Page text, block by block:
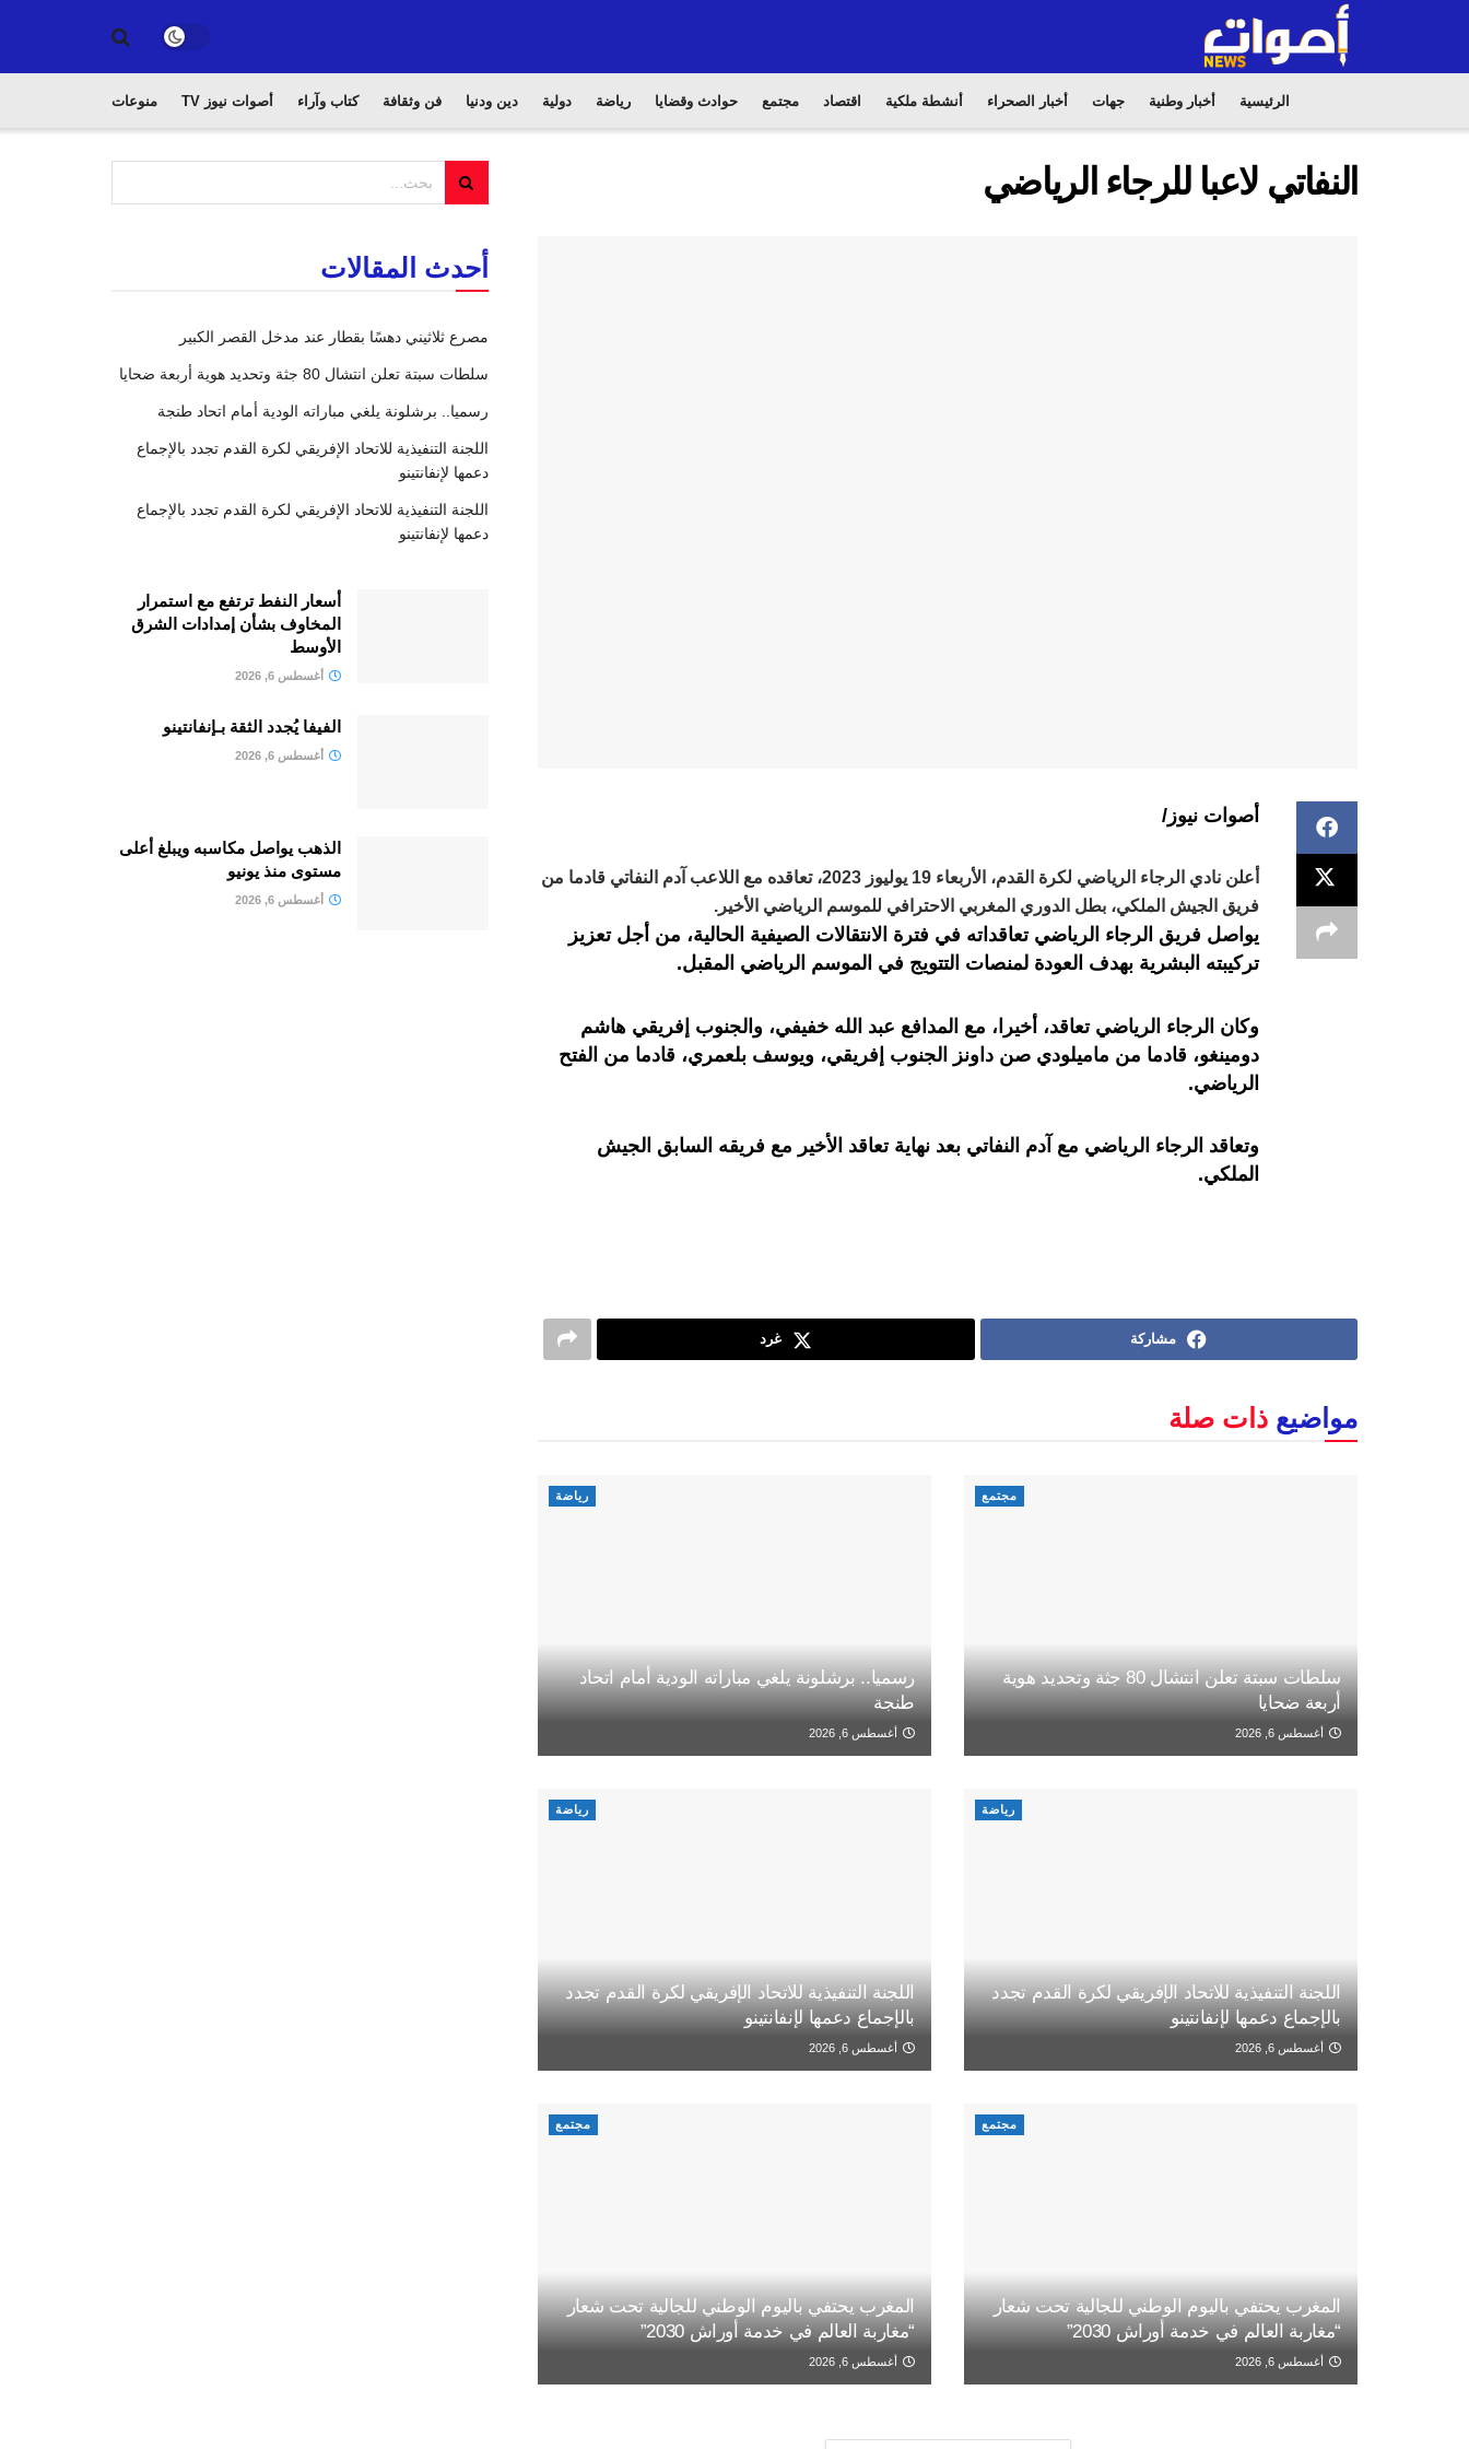
الرئيسية أخبار وطنية جهات أخبار الصحراء أنشطة ملكية اقتصاد مجتمع حوادث وقضايا رياضة دولية دين ودنيا فن وثقافة كتاب وآراء أصوات نيوز TV منوعات
النفاتي لاعبا للرجاء الرياضي
أصوات نيوز/
أعلن نادي الرجاء الرياضي لكرة القدم، الأربعاء 19 يوليوز 2023، تعاقده مع اللاعب آدم النفاتي قادما من
فريق الجيش الملكي، بطل الدوري المغربي الاحترافي للموسم الرياضي الأخير.
يواصل فريق الرجاء الرياضي تعاقداته في فترة الانتقالات الصيفية الحالية، من أجل تعزيز
تركيبته البشرية بهدف العودة لمنصات التتويج في الموسم الرياضي المقبل.
وكان الرجاء الرياضي تعاقد، أخيرا، مع المدافع عبد الله خفيفي، والجنوب إفريقي هاشم
دومينغو، قادما من ماميلودي صن داونز الجنوب إفريقي، ويوسف بلعمري، قادما من الفتح
الرياضي.
وتعاقد الرجاء الرياضي مع آدم النفاتي بعد نهاية تعاقد الأخير مع فريقه السابق الجيش
الملكي.
مشاركة غرد
مواضيع ذات صلة
مجتمع
سلطات سبتة تعلن انتشال 80 جثة وتحديد هوية
أربعة ضحايا
أغسطس 6, 2026
رياضة
رسميا.. برشلونة يلغي مباراته الودية أمام اتحاد
طنجة
أغسطس 6, 2026
رياضة
اللجنة التنفيذية للاتحاد الإفريقي لكرة القدم تجدد
بالإجماع دعمها لإنفانتينو
أغسطس 6, 2026
رياضة
اللجنة التنفيذية للاتحاد الإفريقي لكرة القدم تجدد
بالإجماع دعمها لإنفانتينو
أغسطس 6, 2026
مجتمع
المغرب يحتفي باليوم الوطني للجالية تحت شعار
“مغاربة العالم في خدمة أوراش 2030”
أغسطس 6, 2026
مجتمع
المغرب يحتفي باليوم الوطني للجالية تحت شعار
“مغاربة العالم في خدمة أوراش 2030”
أغسطس 6, 2026
أحدث المقالات
مصرع ثلاثيني دهسًا بقطار عند مدخل القصر الكبير
سلطات سبتة تعلن انتشال 80 جثة وتحديد هوية أربعة ضحايا
رسميا.. برشلونة يلغي مباراته الودية أمام اتحاد طنجة
اللجنة التنفيذية للاتحاد الإفريقي لكرة القدم تجدد بالإجماع
دعمها لإنفانتينو
اللجنة التنفيذية للاتحاد الإفريقي لكرة القدم تجدد بالإجماع
دعمها لإنفانتينو
أسعار النفط ترتفع مع استمرار
المخاوف بشأن إمدادات الشرق
الأوسط
أغسطس 6, 2026
الفيفا يُجدد الثقة بـإنفانتينو
أغسطس 6, 2026
الذهب يواصل مكاسبه ويبلغ أعلى
مستوى منذ يونيو
أغسطس 6, 2026